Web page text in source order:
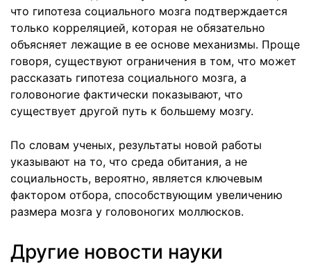
что гипотеза социального мозга подтверждается
только корреляцией, которая не обязательно
объясняет лежащие в ее основе механизмы. Проще
говоря, существуют ограничения в том, что может
рассказать гипотеза социального мозга, а
головоногие фактически показывают, что
существует другой путь к большему мозгу.
По словам ученых, результаты новой работы
указывают на то, что среда обитания, а не
социальность, вероятно, является ключевым
фактором отбора, способствующим увеличению
размера мозга у головоногих моллюсков.
Другие новости науки